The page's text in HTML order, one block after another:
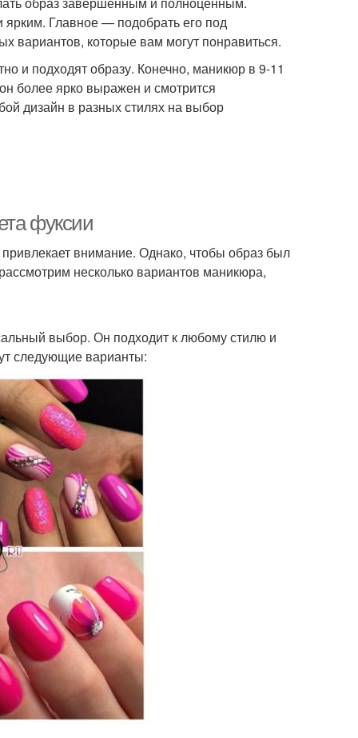
Главное — подобрать его под
вариантов, которые вам могут понравиться.
и подходят образу. Конечно, маникюр в 9-11
более ярко выражен и смотрится
дизайн в разных стилях на выбор
фуксии
внимание. Однако, чтобы образ был
несколько вариантов маникюра,
выбор. Он подходит к любому стилю и
следующие варианты: